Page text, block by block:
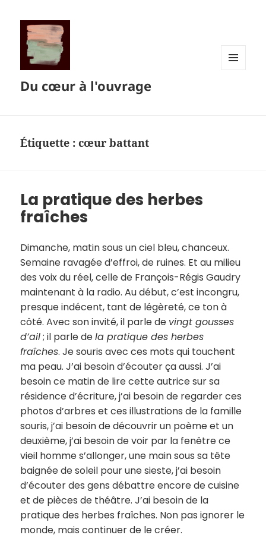
Du cœur à l'ouvrage
Étiquette :cœur battant
La pratique des herbes
fraîches
Dimanche, matin sous un ciel bleu, chanceux.
Semaine ravagée d’effroi, de ruines. Et au milieu
des voix du réel, celle de François-Régis Gaudry
maintenant à la radio. Au début, c’est incongru,
presque indécent, tant de légèreté, ce ton à
côté. Avec son invité, il parle de vingt gousses
d’ail; il parle dela pratique des herbes
fraîches. Je souris avec ces mots qui touchent
ma peau. J’ai besoin d’écouter ça aussi. J’ai
besoin ce matin de lire cette autrice sur sa
résidence d’écriture, j’ai besoin de regarder ces
photos d’arbres et ces illustrations de la famille
souris, j’ai besoin de découvrir un poème et un
deuxième, j’ai besoin de voir par la fenêtre ce
vieil homme s’allonger, une main sous sa tête
baignée de soleil pour une sieste, j’ai besoin
d’écouter des gens débattre encore de cuisine
et de pièces de théâtre. J’ai besoin de la
pratique des herbes fraîches. Non pas ignorer le
monde, mais continuer de le créer.